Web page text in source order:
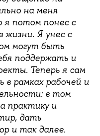
на меня
потом понес с
жизни. Я унес с
могут быть
поддержать и
Теперь я сам
рамках рабочей и
в том
практику и
дать
и так далее.